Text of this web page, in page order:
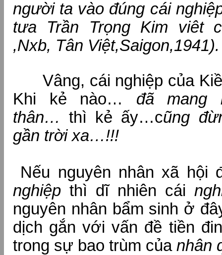
người ta vào đúng cái
tưa Trần Trọng Kim viêt
,Nxb, Tân Việt,Saigon,1941).
Vâng, cái nghiệp của
Khi kẻ nào… đã mang
thân…thì kẻ ấy…cũng
gần trời xa…!!!
Nếu nguyên nhân xã hội
nghiệp thì dĩ nhiên cái
nguyên nhân bẩm sinh ở
dịch gắn với vấn đề tiền
trong sự bao trùm của nhân